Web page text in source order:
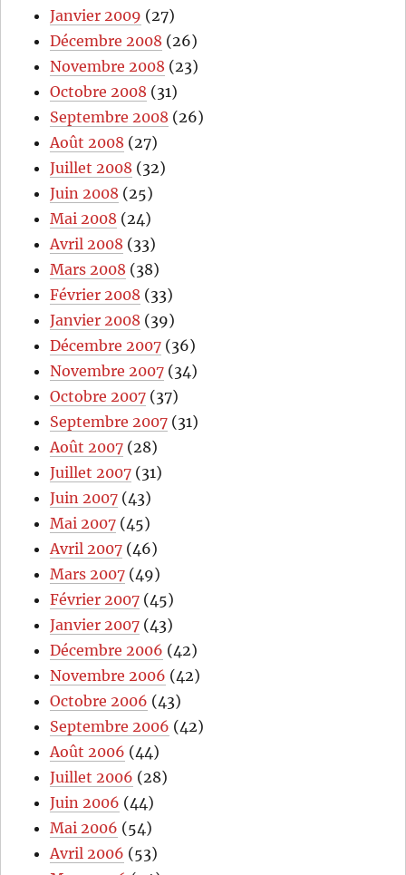
Janvier 2009 (27)
Décembre 2008 (26)
Novembre 2008 (23)
Octobre 2008 (31)
Septembre 2008 (26)
Août 2008 (27)
Juillet 2008 (32)
Juin 2008 (25)
Mai 2008 (24)
Avril 2008 (33)
Mars 2008 (38)
Février 2008 (33)
Janvier 2008 (39)
Décembre 2007 (36)
Novembre 2007 (34)
Octobre 2007 (37)
Septembre 2007 (31)
Août 2007 (28)
Juillet 2007 (31)
Juin 2007 (43)
Mai 2007 (45)
Avril 2007 (46)
Mars 2007 (49)
Février 2007 (45)
Janvier 2007 (43)
Décembre 2006 (42)
Novembre 2006 (42)
Octobre 2006 (43)
Septembre 2006 (42)
Août 2006 (44)
Juillet 2006 (28)
Juin 2006 (44)
Mai 2006 (54)
Avril 2006 (53)